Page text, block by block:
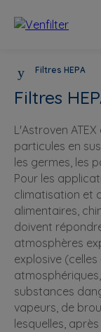
Filtres HEPA
Filtres
L'Astroven
particules en
les germes, les
Pour les
climatisation et
alimentaires,
doivent
atmosphères
explosive
substances
vapeurs, de
lesquelles,